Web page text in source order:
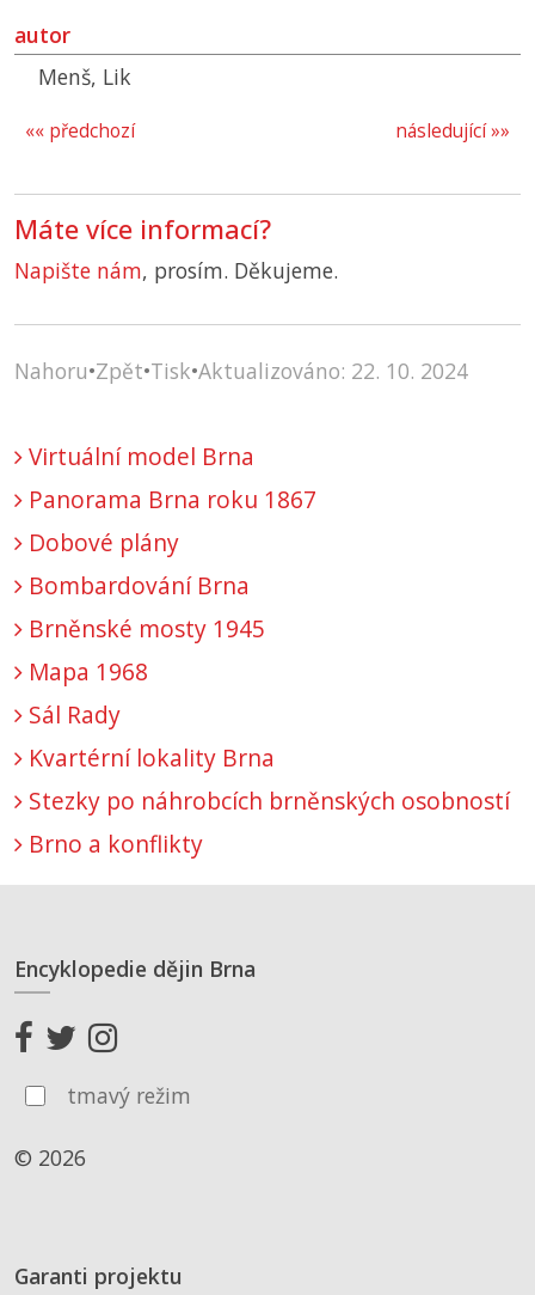
autor
Menš, Lik
následující »»
«« předchozí
Máte více informací?
Napište nám, prosím. Děkujeme.
Nahoru•Zpět•Tisk•Aktualizováno: 22. 10. 2024
Virtuální model Brna
Panorama Brna roku 1867
Dobové plány
Bombardování Brna
Brněnské mosty 1945
Mapa 1968
Sál Rady
Kvartérní lokality Brna
Stezky po náhrobcích brněnských osobností
Brno a konflikty
Encyklopedie dějin Brna
tmavý režim
© 2026
Garanti projektu